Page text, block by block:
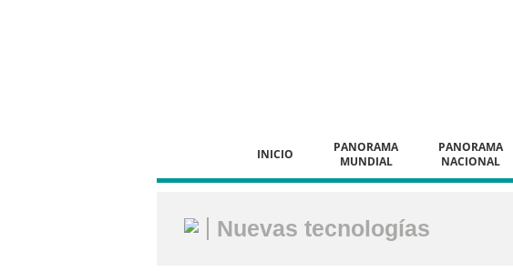
INICIO
PANORAMA
MUNDIAL
PANORAMA
NACIONAL
Nuevas tecnologías